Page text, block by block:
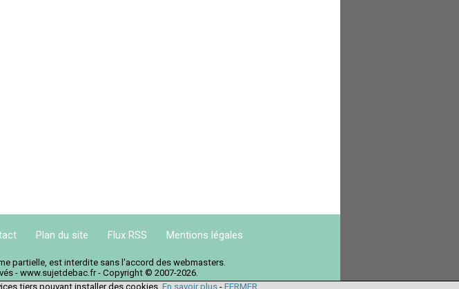
Plan du site Flux RSS Mentions légales
partielle, est interdite sans l'accord des webmasters.
- www.sujetdebac.fr - Copyright © 2007-2026.
tiers pouvant installer des cookies. En savoir plus- FERMER